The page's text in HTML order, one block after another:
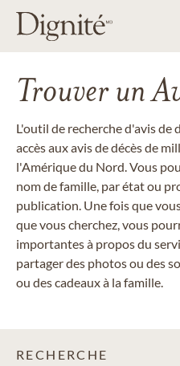
Trouver un
L'outil de recherche d'avis de
accès aux avis de décès de
l'Amérique du Nord. Vous
nom de famille, par état ou
publication. Une fois que
que vous cherchez, vous
importantes à propos du
partager des photos ou des
ou des cadeaux à la famille.
RECHERCHE